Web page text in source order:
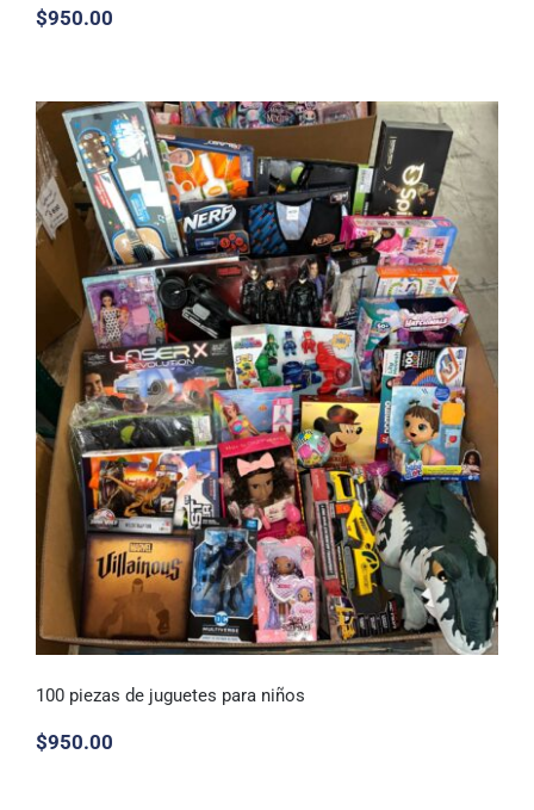
100 piezas de juguetes para niños
$950.00
100 piezas de juguetes para niños
$950.00